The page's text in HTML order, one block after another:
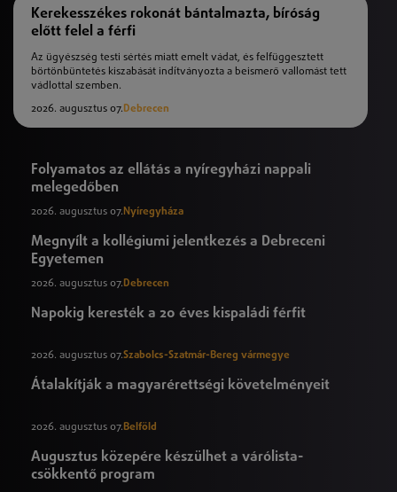
Kerekesszékes rokonát bántalmazta, bíróság
előtt felel a férfi
Az ügyészség testi sértés miatt emelt vádat, és felfüggesztett
börtönbüntetés kiszabását indítványozta a beismerő vallomást tett
vádlottal szemben.
2026. augusztus 07.Debrecen
Folyamatos az ellátás a nyíregyházi nappali
melegedőben
2026. augusztus 07. Nyíregyháza
Megnyílt a kollégiumi jelentkezés a Debreceni
Egyetemen
2026. augusztus 07.Debrecen
Napokig keresték a 20 éves kispaládi férfit
2026. augusztus 07.Szabolcs-Szatmár-Bereg vármegye
Átalakítják a magyarérettségi követelményeit
2026. augusztus 07.Belföld
Augusztus közepére készülhet a várólista-
csökkentő program